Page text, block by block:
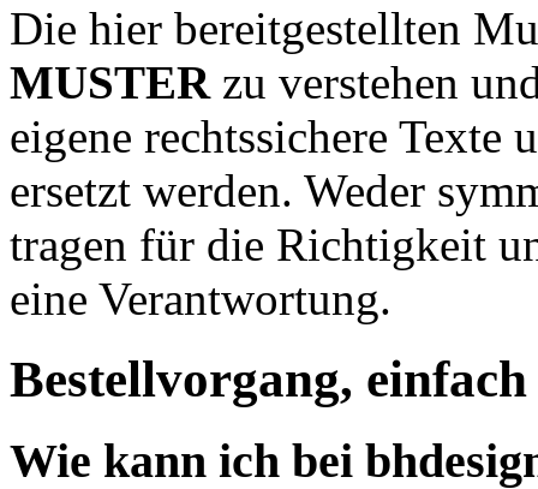
Die hier bereitgestellten
MUSTERzu verstehen
eigene rechtssichere
ersetzt werden. Weder
tragen für die Richtigkeit
eine Verantwortung.
Bestellvorgang,
Wie kann ich bei